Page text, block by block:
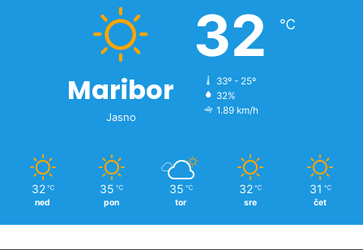
Maribor
Jasno
32 ℃
33º - 25º
32%
1.89 km/h
32 ℃
ned
35 ℃
pon
35 ℃
tor
32 ℃
sre
31 ℃
čet